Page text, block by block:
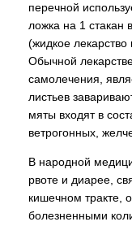
перечной
ложка на 1 стакан
(жидкое лекарство
Обычной
самолечения,
листьев
мяты входят в
ветрогонных,
В народной
рвоте и диарее,
кишечном тракте,
болезненными